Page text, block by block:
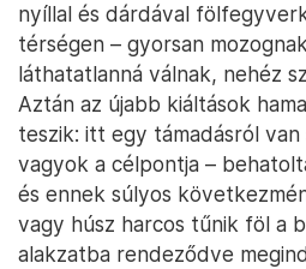
nyíllal és dárdával
térségen – gyorsan
láthatatlanná válnak, nehéz
Aztán az újabb kiáltások
teszik: itt egy támadásról
vagyok a célpontja –
és ennek súlyos
vagy húsz harcos tűnik föl a
alakzatba rendeződve